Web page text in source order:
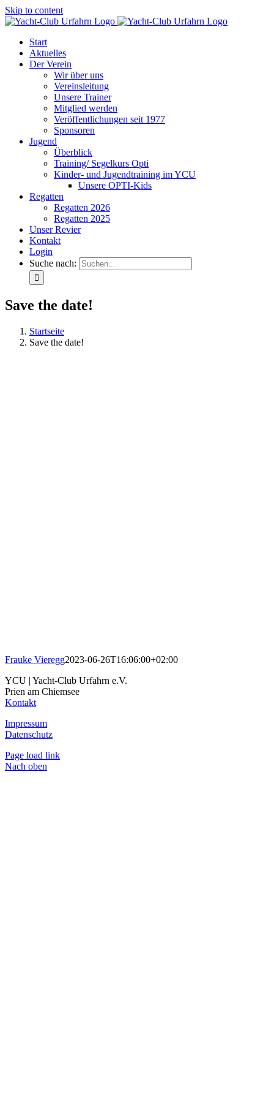
Skip to content
Start
Aktuelles
Der Verein
Wir über uns
Vereinsleitung
Unsere Trainer
Mitglied werden
Veröffentlichungen seit 1977
Sponsoren
Jugend
Überblick
Training/ Segelkurs Opti
Kinder- und Jugendtraining im YCU
Unsere OPTI-Kids
Regatten
Regatten 2026
Regatten 2025
Unser Revier
Kontakt
Login
Suche nach:
Save the date!
Startseite
Save the date!
Frauke Vieregg2023-06-26T16:06:00+02:00
YCU | Yacht-Club Urfahrn e.V.
Prien am Chiemsee
Kontakt
Impressum
Datenschutz
Page load link
Nach oben